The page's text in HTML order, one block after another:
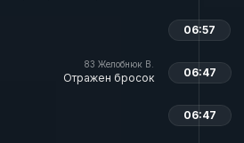
06:57
83 Желобнюк В.
Отражен бросок 06:47
06:47